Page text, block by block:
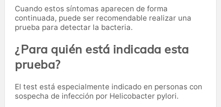
Cuando estos síntomas aparecen de forma
continuada, puede ser recomendable realizar una
prueba para detectar la bacteria.
¿Para quién está indicada esta
prueba?
El test está especialmente indicado en personas con
sospecha de infección por Helicobacter pylori.